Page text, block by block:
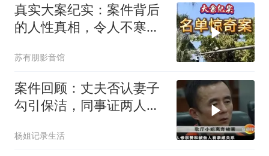
真实大案纪实：案件背后
的人性真相，令人不寒而
苏有朋影音馆
案件回顾：丈夫否认妻子
勾引保洁，同事证两人关
杨姐记录生活